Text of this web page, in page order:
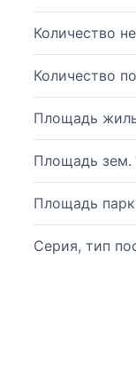
Количество
Количество
Площадь
Площадь зем.
Площадь
Серия, тип